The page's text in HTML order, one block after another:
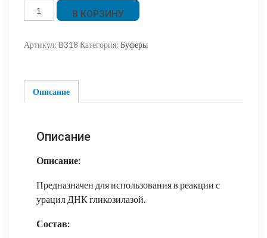
Количество
товара
буфер
гликозилаза
В КОРЗИНУ
Артикул: B318 Категория: Буферы
Описание
Описание
Описание:
Предназначен для использования в реакции с
урацил ДНК гликозилазой.
Состав: